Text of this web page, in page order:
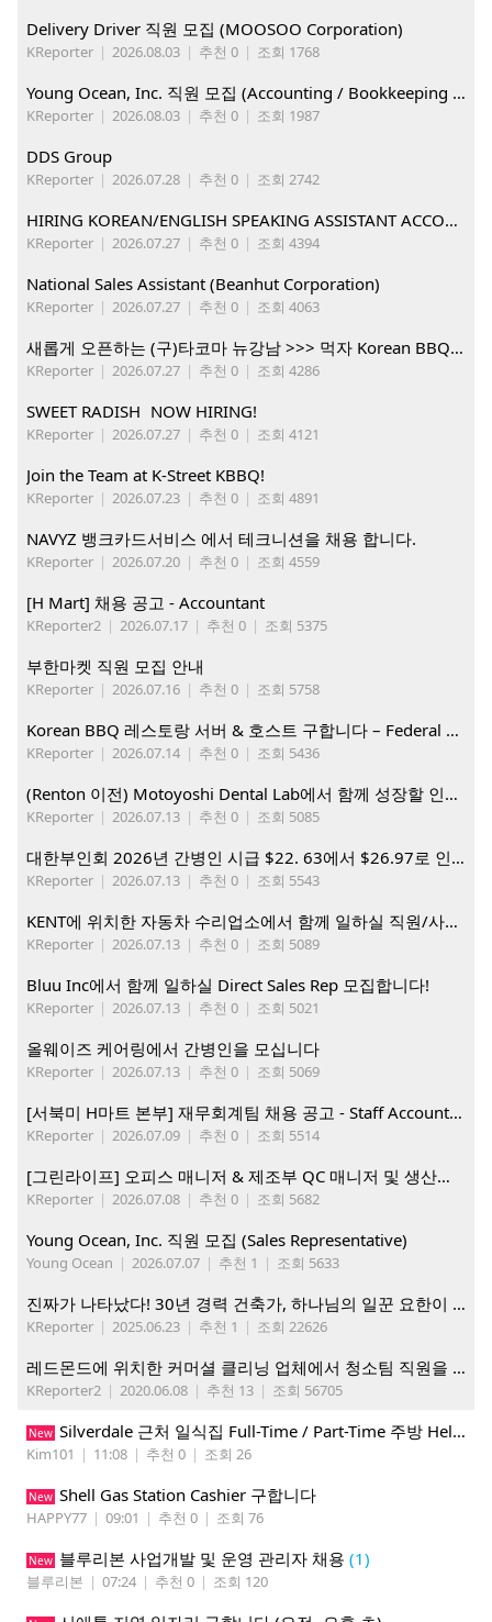
Delivery Driver 직원 모집 (MOOSOO Corporation)
KReporter | 2026.08.03 | 추천 0 | 조회 1768
Young Ocean, Inc. 직원 모집 (Accounting / Bookkeeping 분야)
KReporter | 2026.08.03 | 추천 0 | 조회 1987
DDS Group
KReporter | 2026.07.28 | 추천 0 | 조회 2742
HIRING KOREAN/ENGLISH SPEAKING ASSISTANT ACCOUNT MANAGER
KReporter | 2026.07.27 | 추천 0 | 조회 4394
National Sales Assistant (Beanhut Corporation)
KReporter | 2026.07.27 | 추천 0 | 조회 4063
새롭게 오픈하는 (구)타코마 뉴강남 >>> 먹자 Korean BBQ 구인중
KReporter | 2026.07.27 | 추천 0 | 조회 4286
SWEET RADISH NOW HIRING!
KReporter | 2026.07.27 | 추천 0 | 조회 4121
Join the Team at K-Street KBBQ!
KReporter | 2026.07.23 | 추천 0 | 조회 4891
NAVYZ 뱅크카드서비스 에서 테크니션을 채용 합니다.
KReporter | 2026.07.20 | 추천 0 | 조회 4559
[H Mart] 채용 공고 - Accountant
KReporter2 | 2026.07.17 | 추천 0 | 조회 5375
부한마켓 직원 모집 안내
KReporter | 2026.07.16 | 추천 0 | 조회 5758
Korean BBQ 레스토랑 서버 & 호스트 구합니다 – Federal Way & Tacoma $45-$60/hr (server), $21-23/hr (Host)
KReporter | 2026.07.14 | 추천 0 | 조회 5436
(Renton 이전) Motoyoshi Dental Lab에서 함께 성장할 인재를 모십니다.
KReporter | 2026.07.13 | 추천 0 | 조회 5085
대한부인회 2026년 간병인 시급 $22. 63에서 $26.97로 인상. 지금 간병인들을 모집합니다
KReporter | 2026.07.13 | 추천 0 | 조회 5543
KENT에 위치한 자동차 수리업소에서 함께 일하실 직원/사무직원 구합니다.
KReporter | 2026.07.13 | 추천 0 | 조회 5089
Bluu Inc에서 함께 일하실 Direct Sales Rep 모집합니다!
KReporter | 2026.07.13 | 추천 0 | 조회 5021
올웨이즈 케어링에서 간병인을 모십니다
KReporter | 2026.07.13 | 추천 0 | 조회 5069
[서북미 H마트 본부] 재무회계팀 채용 공고 - Staff Accountant
KReporter | 2026.07.09 | 추천 0 | 조회 5514
[그린라이프] 오피스 매니저 & 제조부 QC 매니저 및 생산직, 웨어하우스 직원 모집
KReporter | 2026.07.08 | 추천 0 | 조회 5682
Young Ocean, Inc. 직원 모집 (Sales Representative)
Young Ocean | 2026.07.07 | 추천 1 | 조회 5633
진짜가 나타났다! 30년 경력 건축가, 하나님의 일꾼 요한이 책임 시공합니다.
KReporter | 2025.06.23 | 추천 1 | 조회 22626
레드몬드에 위치한 커머셜 클리닝 업체에서 청소팀 직원을 모집합니다.
KReporter2 | 2020.06.08 | 추천 13 | 조회 56705
New Silverdale 근처 일식집 Full-Time / Part-Time 주방 Helper 구합니다.
Kim101 | 11:08 | 추천 0 | 조회 26
New Shell Gas Station Cashier 구합니다
HAPPY77 | 09:01 | 추천 0 | 조회 76
New 블루리본 사업개발 및 운영 관리자 채용 (1)
블루리본 | 07:24 | 추천 0 | 조회 120